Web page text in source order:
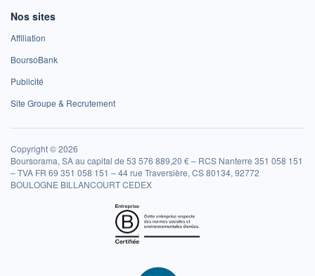
Nos sites
Affiliation
BoursoBank
Publicité
Site Groupe & Recrutement
Copyright © 2026
Boursorama, SA au capital de 53 576 889,20 € – RCS Nanterre 351 058 151
– TVA FR 69 351 058 151 – 44 rue Traversière, CS 80134, 92772
BOULOGNE BILLANCOURT CEDEX